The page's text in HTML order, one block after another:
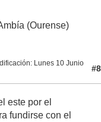
(Ourense)
: Lunes 10 Junio
#8
este por el
fundirse con el